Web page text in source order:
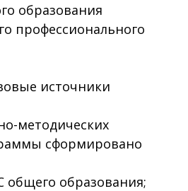
образования
профессионального
источники
методических
сформировано
образования;